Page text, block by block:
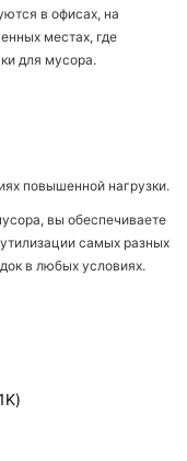
в офисах, на
местах, где
для мусора.
повышенной нагрузки.
вы обеспечиваете
самых разных
в любых условиях.